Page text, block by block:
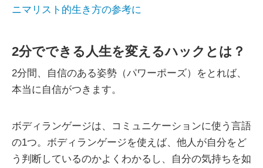
ニマリスト的生き方の参考に
2分でできる人生を変えるハックとは？
2分間、自信のある姿勢（パワーポーズ）をとれば、
本当に自信がつきます。
ボディランゲージは、コミュニケーションに使う言語
の1つ。ボディランゲージを使えば、他人が自分をど
う判断しているのかよくわかるし、自分の気持ちを如